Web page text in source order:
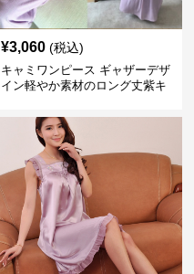
¥3,060 (税込)
キャミワンピース ギャザーデザ
イン軽やか素材のロング丈紫キ